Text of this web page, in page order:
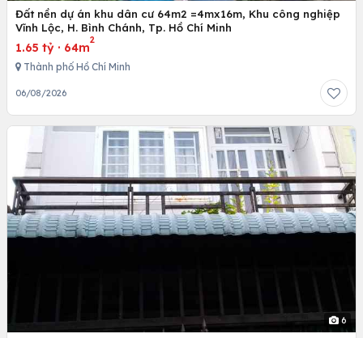
Đất nền dự án khu dân cư 64m2 =4mx16m, Khu công nghiệp
Vĩnh Lộc, H. Bình Chánh, Tp. Hồ Chí Minh
1.65 tỷ · 64m
2
Thành phố Hồ Chí Minh
06/08/2026
6